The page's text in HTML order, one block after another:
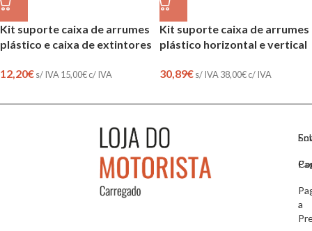
Kit suporte caixa de arrumes
plástico e caixa de extintores
12,20€s/ IVA 15,00€c/ IVA
Kit suporte caixa de arrumes
plástico horizontal e vertical
30,89€s/ IVA 38,00€c/ IVA
a